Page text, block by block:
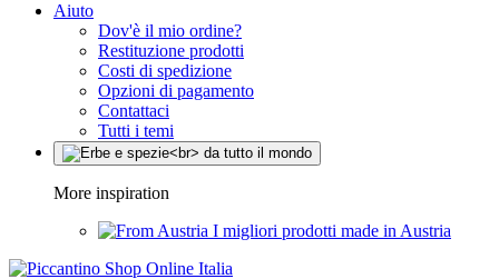
Aiuto
Dov'è il mio ordine?
Restituzione prodotti
Costi di spedizione
Opzioni di pagamento
Contattaci
Tutti i temi
More inspiration
I migliori prodotti made in Austria